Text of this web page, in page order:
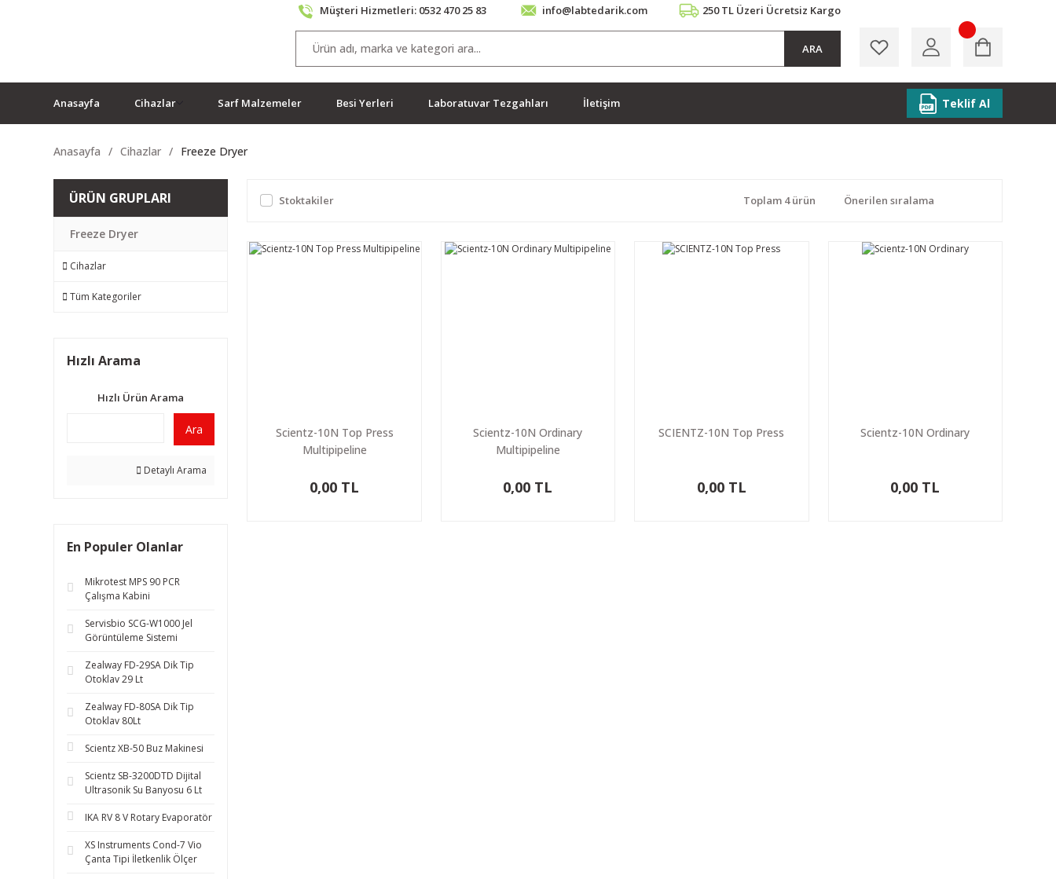
Müşteri Hizmetleri: 0532 470 25 83 info@labtedarik.com 250 TL Üzeri Ücretsiz Kargo
ARA
Anasayfa Cihazlar Sarf Malzemeler Besi Yerleri Laboratuvar Tezgahları İletişim Teklif Al
Anasayfa Cihazlar Freeze Dryer
ÜRÜN GRUPLARI
Freeze Dryer
Cihazlar
Tüm Kategoriler
Hızlı Arama
Hızlı Ürün Arama
Ara
Detaylı Arama
En Populer Olanlar
Mikrotest MPS 90 PCR
Çalışma Kabini
Servisbio SCG-W1000 Jel
Görüntüleme Sistemi
Zealway FD-29SA Dik Tip
Otoklav 29 Lt
Zealway FD-80SA Dik Tip
Otoklav 80Lt
Scientz XB-50 Buz Makinesi
Scientz SB-3200DTD Dijital
Ultrasonik Su Banyosu 6 Lt
IKA RV 8 V Rotary Evaporatör
XS Instruments Cond-7 Vio
Çanta Tipi İletkenlik Ölçer
Stoktakiler Toplam 4 ürün
Scientz-10N Top Press
Multipipeline
0,00 TL
Scientz-10N Ordinary
Multipipeline
0,00 TL
SCIENTZ-10N Top Press
0,00 TL
Scientz-10N Ordinary
0,00 TL